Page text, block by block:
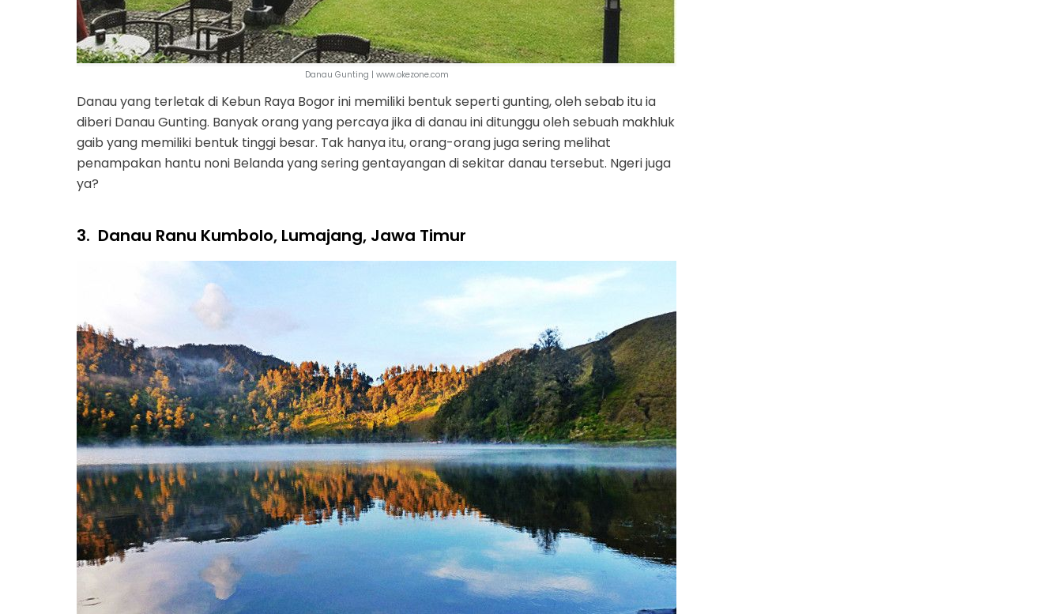
Danau Gunting | www.okezone.com
Danau yang terletak di Kebun Raya Bogor ini memiliki bentuk seperti gunting, oleh sebab itu ia
diberi Danau Gunting. Banyak orang yang percaya jika di danau ini ditunggu oleh sebuah makhluk
gaib yang memiliki bentuk tinggi besar. Tak hanya itu, orang-orang juga sering melihat
penampakan hantu noni Belanda yang sering gentayangan di sekitar danau tersebut. Ngeri juga
ya?
3. Danau Ranu Kumbolo, Lumajang, Jawa Timur